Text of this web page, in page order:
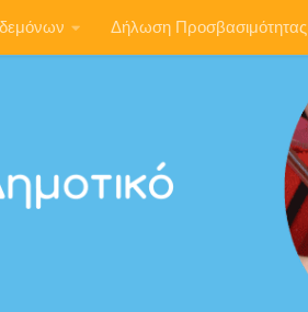
Δήλωση Προσβασιμότητας